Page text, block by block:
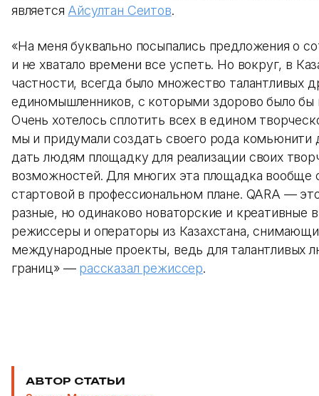
является Айсултан Сеитов.
«На меня буквально посыпались предложения о
и не хватало времени все успеть. Но вокруг, в
частности, всегда было множество талантливых
единомышленников, с которыми здорово было бы
Очень хотелось сплотить всех в едином
мы и придумали создать своего рода комьюнити
дать людям площадку для реализации своих
возможностей. Для многих эта площадка вообще
стартовой в профессиональном плане. QARA —
разные, но одинаково новаторские и креативные
режиссеры и операторы из Казахстана,
международные проекты, ведь для талантливых
границ» — рассказал режиссер.
АВТОР СТАТЬИ